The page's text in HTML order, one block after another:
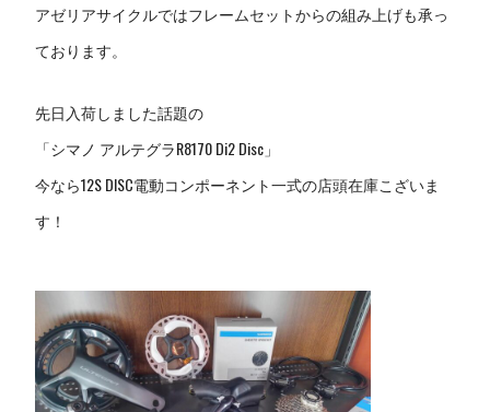
アゼリアサイクルではフレームセットからの組み上げも承っ
ており ます。
先日入荷しました話題の
「シマノ アルテグラR8170 Di2 Disc」
今なら12S DISC電動コンポーネント一式の店頭在庫こざいま
す！